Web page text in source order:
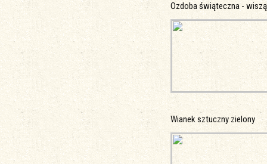
Ozdoba świąteczna -
Wianek sztuczny zielony